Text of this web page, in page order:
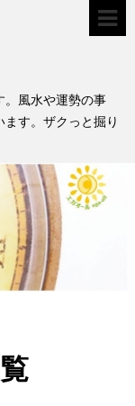
風水や運勢の事
す。ザクっと掘り